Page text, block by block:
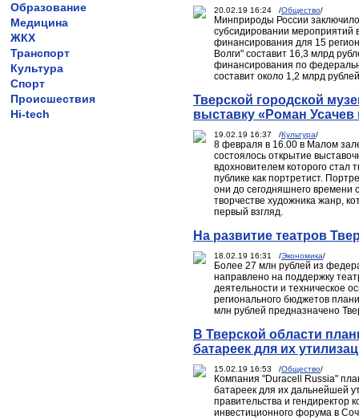
Образование
Медицина
ЖКХ
Транспорт
Культура
Спорт
Происшествия
Hi-tech
20.02.19 16:24 /Общество/
Минприроды России
субсидировании мероприятий
финансирования для 15
Волги" составит 16,3 млрд
финансирования по
составит около 1,2 млрд
Тверской городской
выставку «Роман Усачев
19.02.19 16:37 /Культура/
8 февраля в 16.00 в Малом
состоялось открытие
вдохновителем которого стал
публике как портретист.
они до сегодняшнего времени
творчестве художника жанр,
первый взгляд.
На развитие театров
18.02.19 16:31 /Экономика/
Более 27 млн рублей из
направлено на поддержку
деятельности и техническое
регионального бюджетов
млн рублей предназначено
В Тверской области
батареек для их
15.02.19 16:53 /Общество/
Компания "Duracell Russia"
батареек для их дальнейшей
правительства и гендиректор
инвестиционного форума в